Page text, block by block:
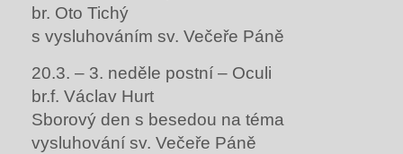
br. Oto Tichý
s vysluhováním sv. Večeře Páně
20.3. – 3. neděle postní – Oculi
br.f. Václav Hurt
Sborový den s besedou na téma
vysluhování sv. Večeře Páně